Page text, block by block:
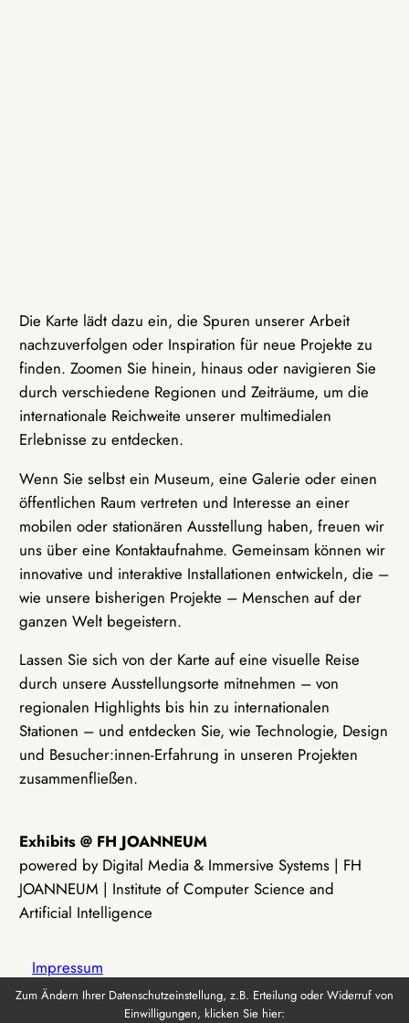
Die Karte lädt dazu ein, die Spuren unserer Arbeit
nachzuverfolgen oder Inspiration für neue Projekte zu
finden. Zoomen Sie hinein, hinaus oder navigieren Sie
durch verschiedene Regionen und Zeiträume, um die
internationale Reichweite unserer multimedialen
Erlebnisse zu entdecken.
Wenn Sie selbst ein Museum, eine Galerie oder einen
öffentlichen Raum vertreten und Interesse an einer
mobilen oder stationären Ausstellung haben, freuen wir
uns über eine Kontaktaufnahme. Gemeinsam können wir
innovative und interaktive Installationen entwickeln, die –
wie unsere bisherigen Projekte – Menschen auf der
ganzen Welt begeistern.
Lassen Sie sich von der Karte auf eine visuelle Reise
durch unsere Ausstellungsorte mitnehmen – von
regionalen Highlights bis hin zu internationalen
Stationen – und entdecken Sie, wie Technologie, Design
und Besucher:innen-Erfahrung in unseren Projekten
zusammenfließen.
Exhibits @ FH JOANNEUM
powered by Digital Media & Immersive Systems | FH
JOANNEUM | Institute of Computer Science and
Artificial Intelligence
Impressum
Zum Ändern Ihrer Datenschutzeinstellung, z.B. Erteilung oder Widerruf von
Einwilligungen, klicken Sie hier: